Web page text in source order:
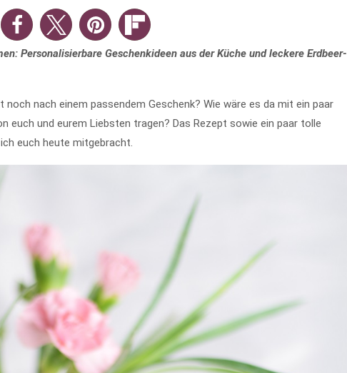
Personalisierbare Geschenkideen aus der Küche und leckere Erdbeer-
nach einem passendem Geschenk? Wie wäre es da mit ein paar
euch und eurem Liebsten tragen? Das Rezept sowie ein paar tolle
euch heute mitgebracht.